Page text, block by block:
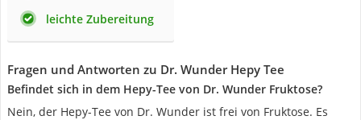
leichte Zubereitung
Fragen und Antworten zu ‎Dr. Wunder Hepy Tee
Befindet sich in dem Hepy-Tee von Dr. Wunder Fruktose?
Nein, der Hepy-Tee von Dr. Wunder ist frei von Fruktose. Es